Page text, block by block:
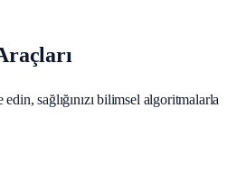
sağlığınızı bilimsel algoritmalarla